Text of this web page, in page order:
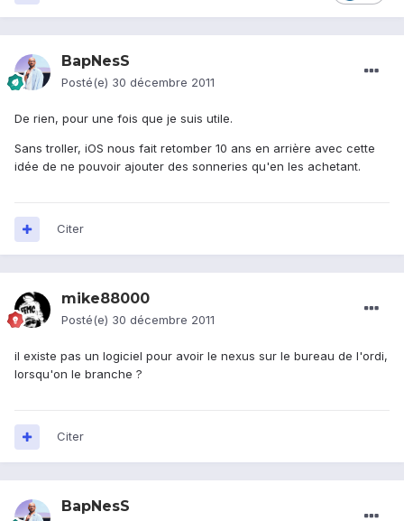
BapNesS
Posté(e) 30 décembre 2011
De rien, pour une fois que je suis utile.
Sans troller, iOS nous fait retomber 10 ans en arrière avec cette
idée de ne pouvoir ajouter des sonneries qu'en les achetant.
Citer
mike88000
Posté(e) 30 décembre 2011
il existe pas un logiciel pour avoir le nexus sur le bureau de l'ordi,
lorsqu'on le branche ?
Citer
BapNesS